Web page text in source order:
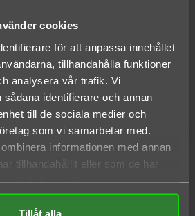
cookies
för att anpassa innehållet
tillhandahålla funktioner
analysera vår trafik. Vi
identifierare och annan
till de sociala medier och
som vi samarbetar med.
informationen med annan
tillhandahållit eller som de har
deras tjänster.
Tillåt alla